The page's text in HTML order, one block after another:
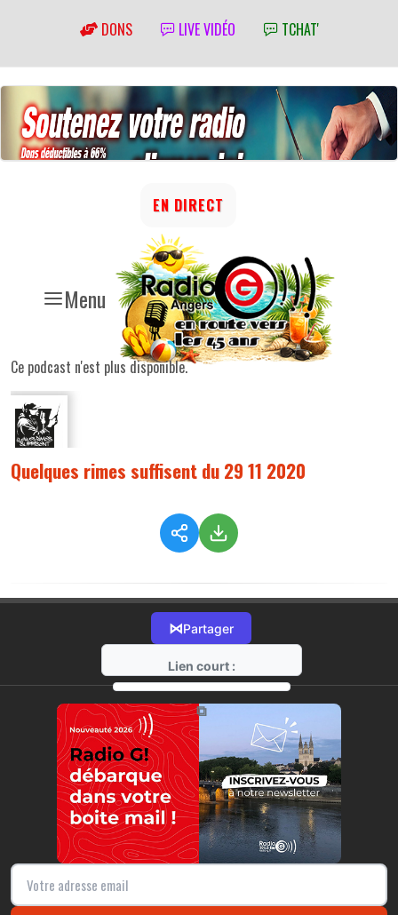
DONS LIVE VIDÉO TCHAT'
Menu
EN DIRECT
Ce podcast n'est plus disponible.
Quelques rimes suffisent du 29 11 2020
⋈Partager
Lien court :
https://radio-g.fr?3246
⧉